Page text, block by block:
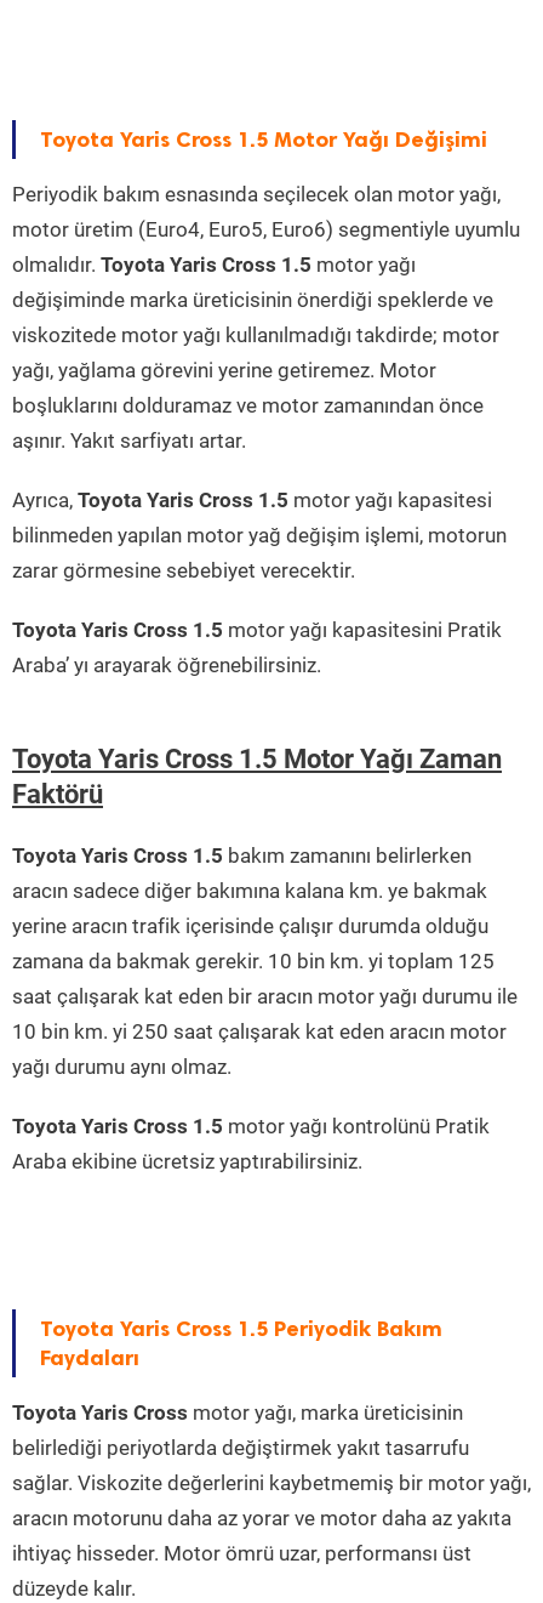
Toyota Yaris Cross 1.5 Motor Yağı Değişimi
Periyodik bakım esnasında seçilecek olan motor yağı,
motor üretim (Euro4, Euro5, Euro6) segmentiyle uyumlu
olmalıdır. Toyota Yaris Cross 1.5 motor yağı
değişiminde marka üreticisinin önerdiği speklerde ve
viskozitede motor yağı kullanılmadığı takdirde; motor
yağı, yağlama görevini yerine getiremez. Motor
boşluklarını dolduramaz ve motor zamanından önce
aşınır. Yakıt sarfiyatı artar.
Ayrıca, Toyota Yaris Cross 1.5 motor yağı kapasitesi
bilinmeden yapılan motor yağ değişim işlemi, motorun
zarar görmesine sebebiyet verecektir.
Toyota Yaris Cross 1.5 motor yağı kapasitesini Pratik
Araba’ yı arayarak öğrenebilirsiniz.
Toyota Yaris Cross 1.5 Motor Yağı Zaman
Faktörü
Toyota Yaris Cross 1.5 bakım zamanını belirlerken
aracın sadece diğer bakımına kalana km. ye bakmak
yerine aracın trafik içerisinde çalışır durumda olduğu
zamana da bakmak gerekir. 10 bin km. yi toplam 125
saat çalışarak kat eden bir aracın motor yağı durumu ile
10 bin km. yi 250 saat çalışarak kat eden aracın motor
yağı durumu aynı olmaz.
Toyota Yaris Cross 1.5 motor yağı kontrolünü Pratik
Araba ekibine ücretsiz yaptırabilirsiniz.
Toyota Yaris Cross 1.5 Periyodik Bakım
Faydaları
Toyota Yaris Cross motor yağı, marka üreticisinin
belirlediği periyotlarda değiştirmek yakıt tasarrufu
sağlar. Viskozite değerlerini kaybetmemiş bir motor yağı,
aracın motorunu daha az yorar ve motor daha az yakıta
ihtiyaç hisseder. Motor ömrü uzar, performansı üst
düzeyde kalır.